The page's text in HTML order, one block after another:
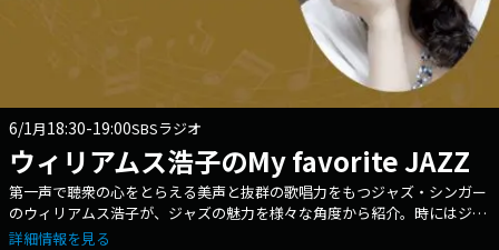
6/1月18:30-19:00SBSラジオ
ウィリアムス浩子のMy favorite JAZZ
第一声で聴衆の心をとらえる美声と抜群の歌唱力をもつジャズ・シンガー
のウィリアムス浩子が、ジャズの魅力を様々な角度から紹介。時にはジャ
ズミュージシャンをゲストにお迎えしてお届けします。
詳細情報を見る